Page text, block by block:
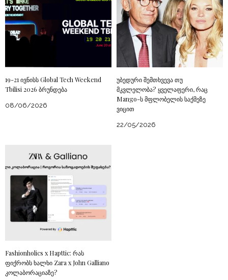
19-21 ივნისს Global Tech Weekend
Tbilisi 2026 ბრუნდება
08/06/2026
უბედური შემთხვევა თუ
მკვლელობა? ყველაფერი, რაც
Mango-ს მფლობელის საქმეზე
ვიცით
22/05/2026
Fashionholics x Hapttic: რას
ფიქრობს ხალხი Zara x John Galliano
კოლაბორაციაზე?